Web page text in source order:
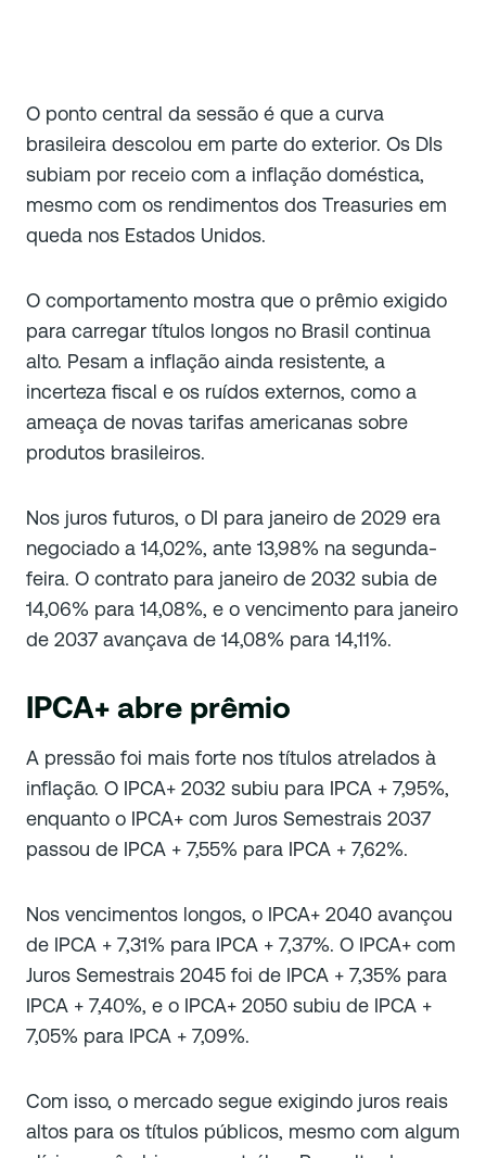
O ponto central da sessão é que a curva
brasileira descolou em parte do exterior. Os DIs
subiam por receio com a inflação doméstica,
mesmo com os rendimentos dos Treasuries em
queda nos Estados Unidos.
O comportamento mostra que o prêmio exigido
para carregar títulos longos no Brasil continua
alto. Pesam a inflação ainda resistente, a
incerteza fiscal e os ruídos externos, como a
ameaça de novas tarifas americanas sobre
produtos brasileiros.
Nos juros futuros, o DI para janeiro de 2029 era
negociado a 14,02%, ante 13,98% na segunda-
feira. O contrato para janeiro de 2032 subia de
14,06% para 14,08%, e o vencimento para janeiro
de 2037 avançava de 14,08% para 14,11%.
IPCA+ abre prêmio
A pressão foi mais forte nos títulos atrelados à
inflação. O IPCA+ 2032 subiu para IPCA + 7,95%,
enquanto o IPCA+ com Juros Semestrais 2037
passou de IPCA + 7,55% para IPCA + 7,62%.
Nos vencimentos longos, o IPCA+ 2040 avançou
de IPCA + 7,31% para IPCA + 7,37%. O IPCA+ com
Juros Semestrais 2045 foi de IPCA + 7,35% para
IPCA + 7,40%, e o IPCA+ 2050 subiu de IPCA +
7,05% para IPCA + 7,09%.
Com isso, o mercado segue exigindo juros reais
altos para os títulos públicos, mesmo com algum